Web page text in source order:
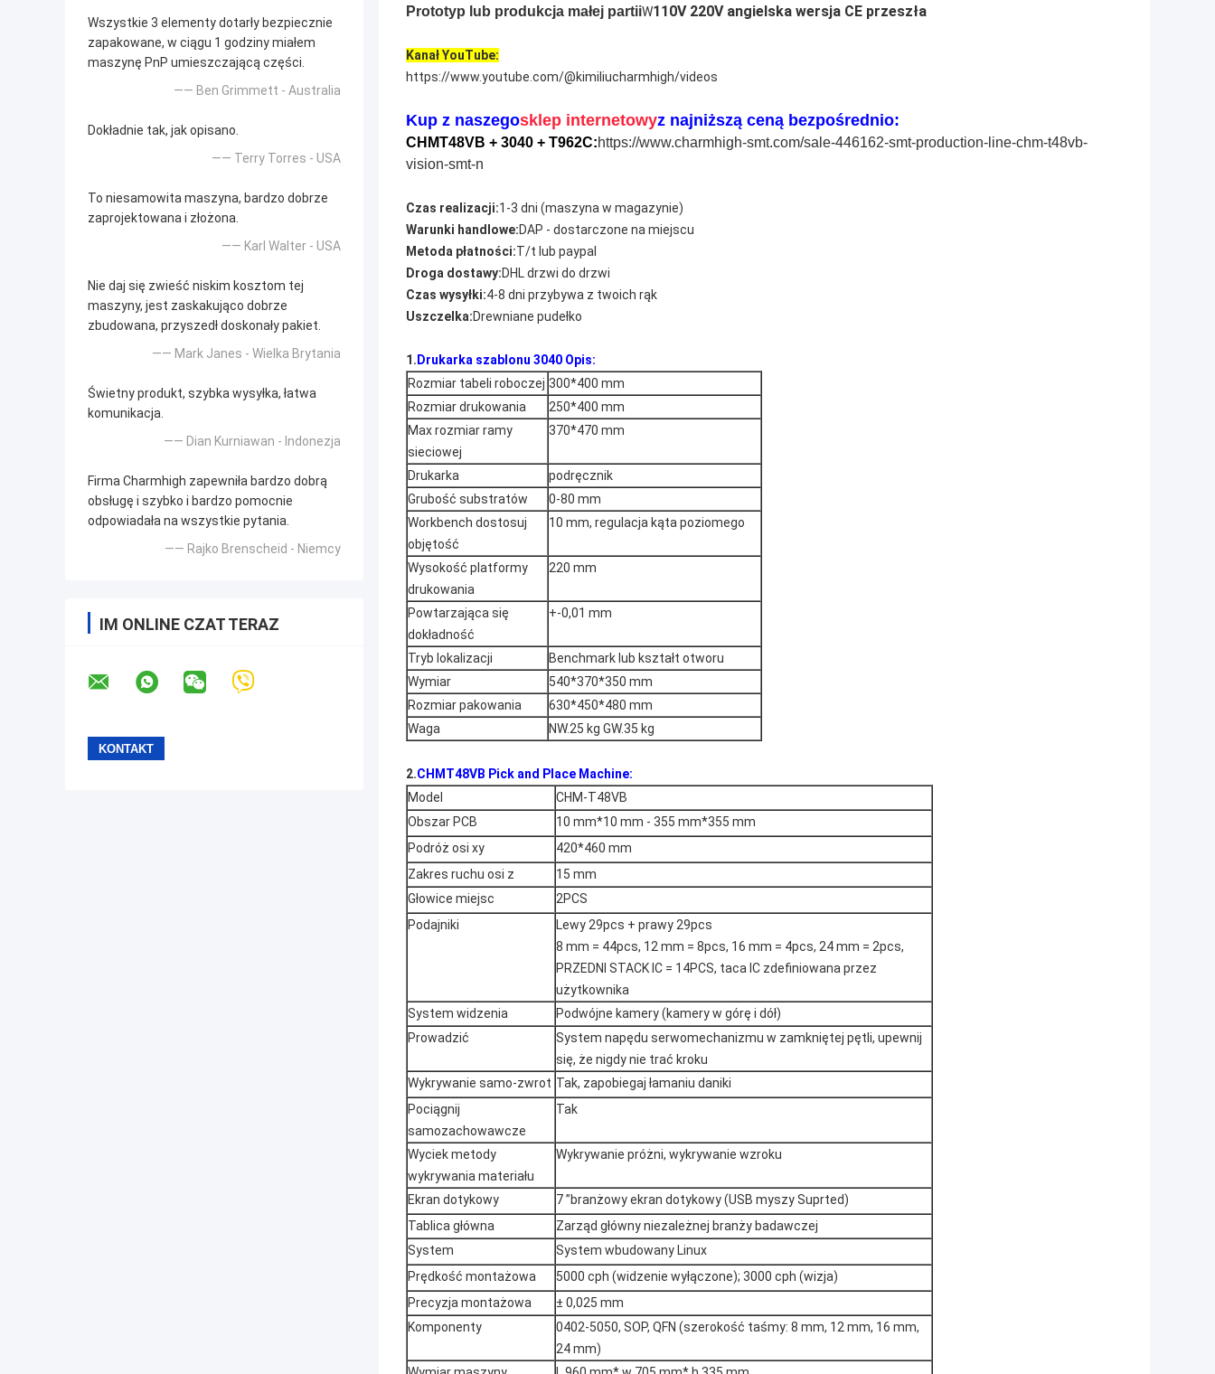
Wszystkie 3 elementy dotarły bezpiecznie
zapakowane, w ciągu 1 godziny miałem
maszynę PnP umieszczającą części.
—— Ben Grimmett - Australia
Dokładnie tak, jak opisano.
—— Terry Torres - USA
To niesamowita maszyna, bardzo dobrze
zaprojektowana i złożona.
—— Karl Walter - USA
Nie daj się zwieść niskim kosztom tej
maszyny, jest zaskakująco dobrze
zbudowana, przyszedł doskonały pakiet.
—— Mark Janes - Wielka Brytania
Świetny produkt, szybka wysyłka, łatwa
komunikacja.
—— Dian Kurniawan - Indonezja
Firma Charmhigh zapewniła bardzo dobrą
obsługę i szybko i bardzo pomocnie
odpowiadała na wszystkie pytania.
—— Rajko Brenscheid - Niemcy
IM ONLINE CZAT TERAZ
Prototyp lub produkcja małej partiiW110V 220V angielska wersja CE przeszła
Kanał YouTube:
https://www.youtube.com/@kimiliucharmhigh/videos
Kup z naszegosklep internetowyz najniższą ceną bezpośrednio:
CHMT48VB + 3040 + T962C:https://www.charmhigh-smt.com/sale-446162-smt-production-line-chm-t48vb-
vision-smt-n
Czas realizacji:1-3 dni (maszyna w magazynie)
Warunki handlowe:DAP - dostarczone na miejscu
Metoda płatności:T/t lub paypal
Droga dostawy:DHL drzwi do drzwi
Czas wysyłki:4-8 dni przybywa z twoich rąk
Uszczelka:Drewniane pudełko
1. Drukarka szablonu 3040 Opis:
Rozmiar tabeli roboczej 300*400 mm
Rozmiar drukowania
250*400 mm
Max rozmiar ramy
sieciowej
370*470 mm
Drukarka
podręcznik
Grubość substratów
0-80 mm
Workbench dostosuj
objętość
10 mm, regulacja kąta poziomego
Wysokość platformy
drukowania
220 mm
Powtarzająca się
dokładność
+-0,01 mm
Tryb lokalizacji
Benchmark lub kształt otworu
Wymiar
540*370*350 mm
Rozmiar pakowania
630*450*480 mm
Waga
NW.25 kg GW.35 kg
2.CHMT48VB Pick and Place Machine:
Model
CHM-T48VB
Obszar PCB
10 mm*10 mm - 355 mm*355 mm
Podróż osi xy
420*460 mm
Zakres ruchu osi z
15 mm
Głowice miejsc
2PCS
Podajniki
Lewy 29pcs + prawy 29pcs
8 mm = 44pcs, 12 mm = 8pcs, 16 mm = 4pcs, 24 mm = 2pcs,
PRZEDNI STACK IC = 14PCS, taca IC zdefiniowana przez
użytkownika
System widzenia
Podwójne kamery (kamery w górę i dół)
Prowadzić
System napędu serwomechanizmu w zamkniętej pętli, upewnij
się, że nigdy nie trać kroku
Wykrywanie samo-zwrot Tak, zapobiegaj łamaniu daniki
Pociągnij
samozachowawcze
Tak
Wyciek metody
wykrywania materiału
Wykrywanie próżni, wykrywanie wzroku
Ekran dotykowy
7 ”branżowy ekran dotykowy (USB myszy Suprted)
Tablica główna
Zarząd główny niezależnej branży badawczej
System
System wbudowany Linux
Prędkość montażowa
5000 cph (widzenie wyłączone); 3000 cph (wizja)
Precyzja montażowa
± 0,025 mm
Komponenty
0402-5050, SOP, QFN (szerokość taśmy: 8 mm, 12 mm, 16 mm,
24 mm)